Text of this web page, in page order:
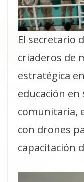
El secretario
criaderos de
estratégica
educación en
comunitaria,
con drones
capacitación